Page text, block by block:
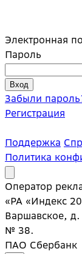
Электронная
Пароль
Забыли
Регистрация
Поддержка
Политика
Оператор
«РА «Индекс
Варшавское,
№ 38.
ПАО Сбербанк